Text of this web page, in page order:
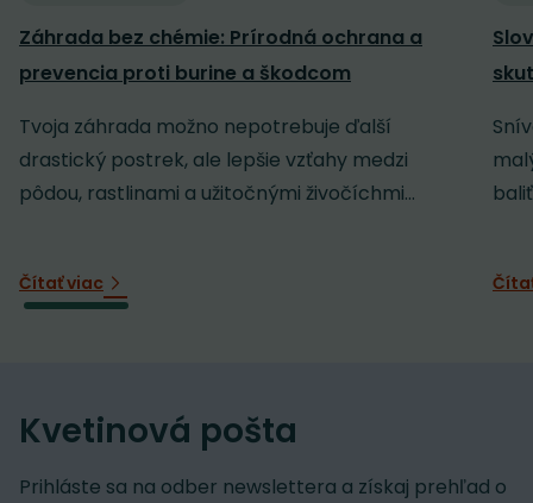
Záhrada bez chémie: Prírodná ochrana a
prevencia proti burine a škodcom
Tvoja záhrada možno nepotrebuje ďalší
drastický postrek, ale lepšie vzťahy medzi
pôdou, rastlinami a užitočnými živočíchmi...
Čítať viac
Kvetinová pošta
Prihláste sa na odber newslettera a získaj prehľad o